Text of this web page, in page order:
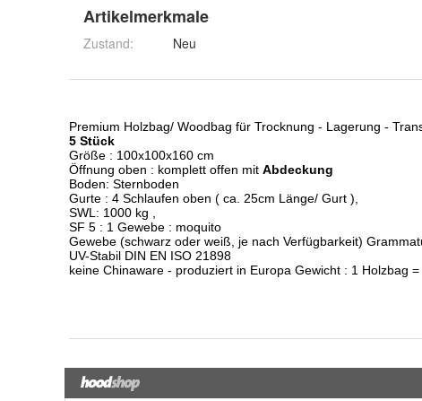
Artikelmerkmale
Zustand: Neu